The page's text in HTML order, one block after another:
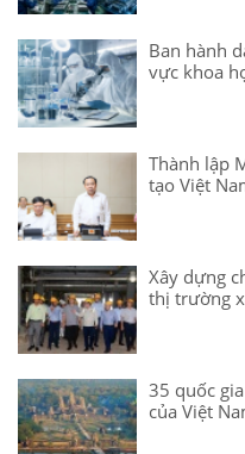
Ban hành
vực khoa
Thành lập
tạo Việt
Xây dựng
thị trường
35 quốc
của Việt